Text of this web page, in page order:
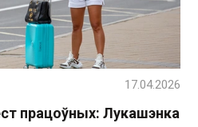
працоўных: Лукашэнка
17.04.2026